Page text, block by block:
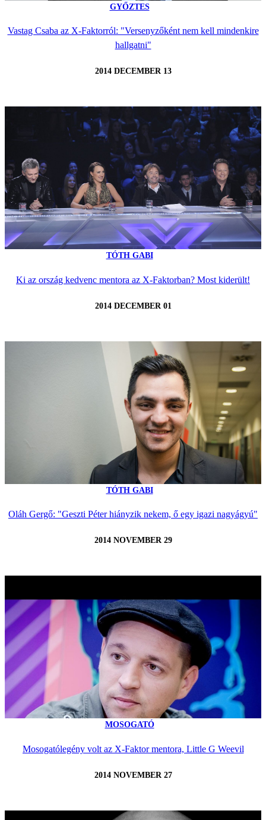
GYŐZTES
Vastag Csaba az X-Faktorról: "Versenyzőként nem kell mindenkire
hallgatni"
2014 DECEMBER 13
TÓTH GABI
Ki az ország kedvenc mentora az X-Faktorban? Most kiderült!
2014 DECEMBER 01
TÓTH GABI
Oláh Gergő: "Geszti Péter hiányzik nekem, ő egy igazi nagyágyú"
2014 NOVEMBER 29
MOSOGATÓ
Mosogatólegény volt az X-Faktor mentora, Little G Weevil
2014 NOVEMBER 27